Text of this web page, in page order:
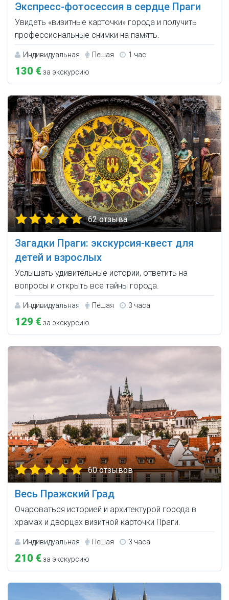
Экспресс-фотосессия в сердце Праги
Увидеть «визитные карточки» города и получить
профессиональные снимки на память.
Индивидуальная Пешая 1 час
130 €за экскурсию
62 отзыва
Загадки Праги: экскурсия-квест для
детей и взрослых
Услышать удивительные истории, ответить на
вопросы и открыть все тайны города.
Индивидуальная Пешая 3 часа
129 €за экскурсию
60 отзывов
Весь Пражский Град
Очароваться историей и архитектурой города в
храмах и дворцах визитной карточки Праги.
Индивидуальная Пешая 3 часа
210 €за экскурсию